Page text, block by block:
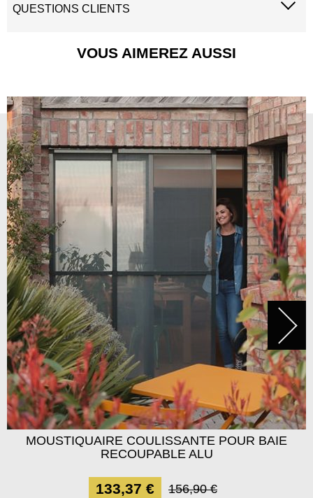
QUESTIONS CLIENTS
VOUS AIMEREZ AUSSI
MOUSTIQUAIRE COULISSANTE POUR BAIE
RECOUPABLE ALU
133,37 € 156,90 €